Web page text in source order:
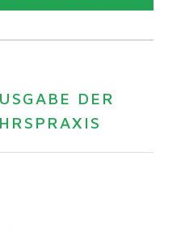
DER